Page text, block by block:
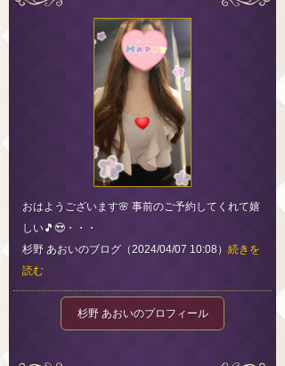
おはようございます🌸 事前のご予約してくれて嬉
しい🎵😍・・・
杉野 あおいのブログ（2024/04/07 10:08） 続きを
読む
杉野 あおいのプロフィール